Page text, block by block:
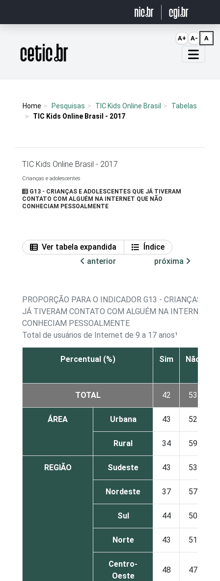
Página inicial
Home Pesquisas TIC Kids Online Brasil
Tabelas
TIC Kids Online Brasil - 2017
TIC Kids Online Brasil - 2017
Crianças e adolescentes
G13 - CRIANÇAS E ADOLESCENTES QUE JÁ TIVERAM
CONTATO COM ALGUÉM NA INTERNET QUE NÃO
CONHECIAM PESSOALMENTE
Ver tabela expandida
Índice
anterior
próxima
PROPORÇÃO PARA O INDICADOR G13 - CRIANÇAS E
JÁ TIVERAM CONTATO COM ALGUÉM NA INTERNET
CONHECIAM PESSOALMENTE
Total de usuários de Internet de 9 a 17 anos¹
Percentual (%) Sim Não
TOTAL 42 53
ÁREA Urbana 43 52
Rural 34 59
REGIÃO Sudeste 43 53
Nordeste 37 57
Sul 44 50
Norte 43 51
Centro-
Oeste
48 47
A+ A- A